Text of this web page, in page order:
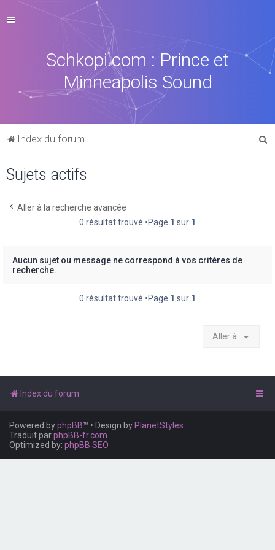
Schkopi.com : Prince et
Minneapolis Sound
Index du forum
Sujets actifs
Aller à la recherche avancée
0 résultat trouvé •Page 1 sur 1
Aucun sujet ou message ne correspond à vos critères de
recherche.
0 résultat trouvé •Page 1 sur 1
Aller à
Index du forum
Powered byphpBB™ • Design by PlanetStyles
Traduit parphpBB-fr.com
Optimized by: phpBB SEO